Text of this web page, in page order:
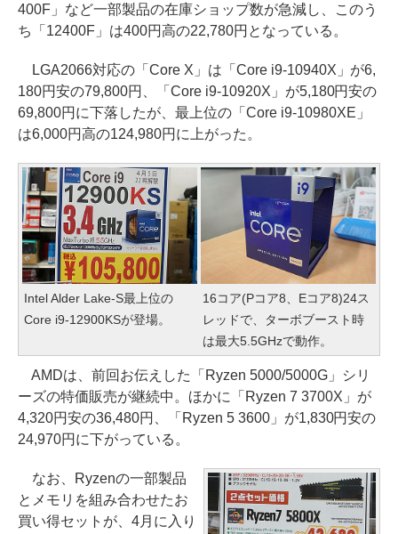
400F」など一部製品の在庫ショップ数が急減し、このう
ち「12400F」は400円高の22,780円となっている。
LGA2066対応の「Core X」は「Core i9-10940X」が6,
180円安の79,800円、「Core i9-10920X」が5,180円安の
69,800円に下落したが、最上位の「Core i9-10980XE」
は6,000円高の124,980円に上がった。
Intel Alder Lake-S最上位の
Core i9-12900KSが登場。
16コア(Pコア8、Eコア8)24ス
レッドで、ターボブースト時
は最大5.5GHzで動作。
AMDは、前回お伝えした「Ryzen 5000/5000G」シリ
ーズの特価販売が継続中。ほかに「Ryzen 7 3700X」が
4,320円安の36,480円、「Ryzen 5 3600」が1,830円安の
24,970円に下がっている。
なお、Ryzenの一部製品
とメモリを組み合わせたお
買い得セットが、4月に入り